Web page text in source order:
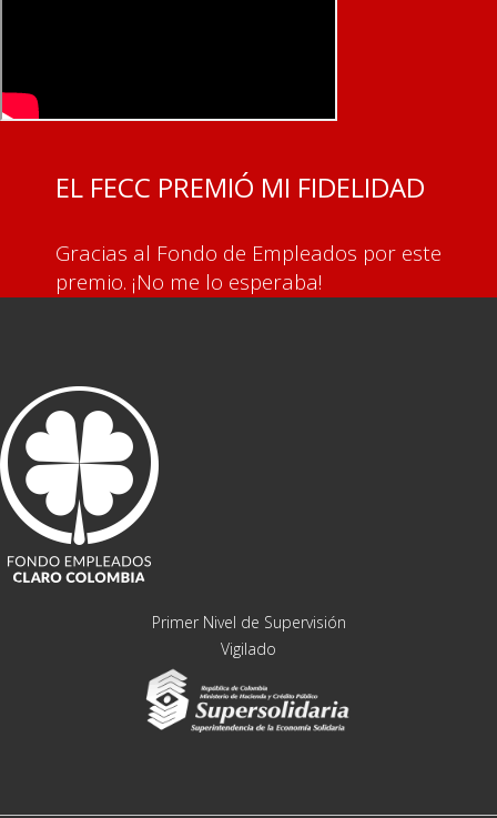
EL FECC PREMIÓ MI FIDELIDAD
Gracias al Fondo de Empleados por este
premio. ¡No me lo esperaba!
Primer Nivel de Supervisión
Vigilado